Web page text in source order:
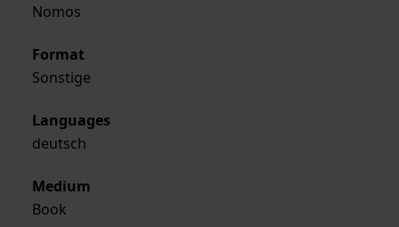
Nomos
Format
Sonstige
Languages
deutsch
Medium
Book